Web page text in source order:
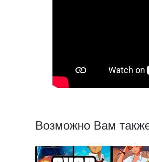
Возможно Вам